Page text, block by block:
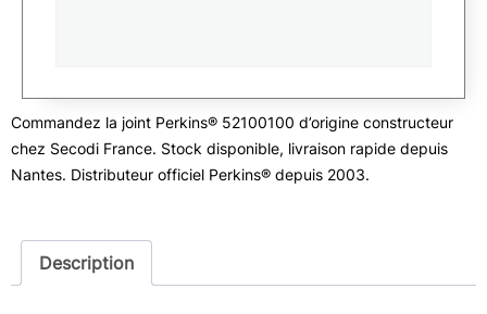
Commandez la joint Perkins® 52100100 d’origine constructeur
chez Secodi France. Stock disponible, livraison rapide depuis
Nantes. Distributeur officiel Perkins® depuis 2003.
Description